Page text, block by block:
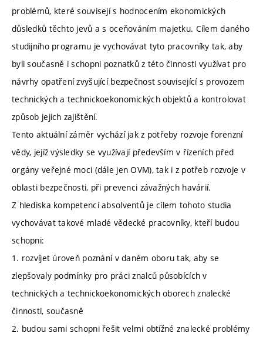
problémů, které souvisejí s hodnocením ekonomických
důsledků těchto jevů a s oceňováním majetku. Cílem daného
studijního programu je vychovávat tyto pracovníky tak, aby
byli současně i schopni poznatků z této činnosti využívat pro
návrhy opatření zvyšující bezpečnost související s provozem
technických a technickoekonomických objektů a kontrolovat
způsob jejich zajištění.
Tento aktuální záměr vychází jak z potřeby rozvoje forenzní
vědy, jejíž výsledky se využívají především v řízeních před
orgány veřejné moci (dále jen OVM), tak i z potřeb rozvoje v
oblasti bezpečnosti, při prevenci závažných havárií.
Z hlediska kompetencí absolventů je cílem tohoto studia
vychovávat takové mladé vědecké pracovníky, kteří budou
schopni:
1. rozvíjet úroveň poznání v daném oboru tak, aby se
zlepšovaly podmínky pro práci znalců působících v
technických a technickoekonomických oborech znalecké
činnosti, současně
2. budou sami schopni řešit velmi obtížné znalecké problémy